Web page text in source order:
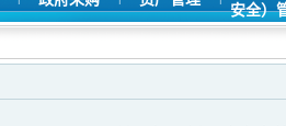
安全）